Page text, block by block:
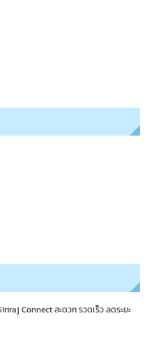
Connect สะดวก รวดเร็ว ลดระยะ